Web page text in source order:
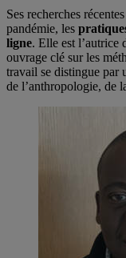
Ses recherches
pandémie, les
ligne. Elle est l’autrice
ouvrage clé sur les
travail se distingue par
de l’anthropologie, de